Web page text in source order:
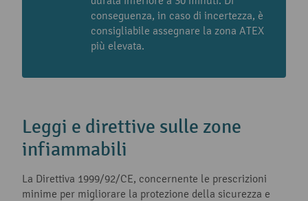
conseguenza, in caso di incertezza, è
consigliabile assegnare la zona ATEX
più elevata.
Leggi e direttive sulle zone
infiammabili
La Direttiva 1999/92/CE, concernente le prescrizioni
minime per migliorare la protezione della sicurezza e